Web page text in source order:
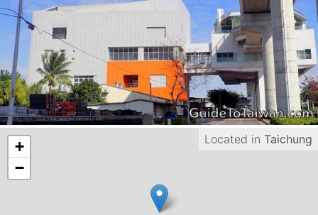
Located in Taichung
+
−